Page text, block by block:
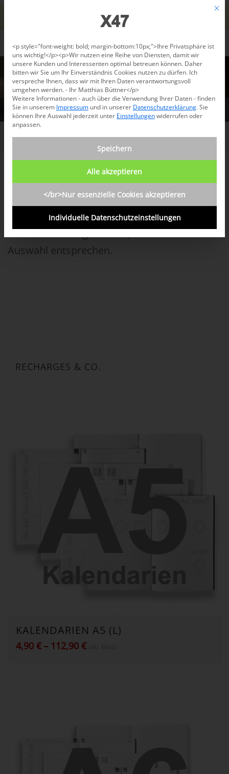
X47@X47.com
/ Boutique
BESTSELLERS
Keine Produkte gefunden, die deiner
Auswahl entsprechen.
RECHARGES & CO.
KALENDARIEN A5 (L)
4,90 € – 112,90 €Preisspanne:
Mit
Datenschutzeinstellungen
<p style="font-weight: bold; margin-bottom:10px;">Ihre Privatsphäre ist
uns wichtig!</p><p>Wir nutzen eine Reihe von Diensten, damit wir
unsere Kunden und Interessenten optimal betreuen können. Daher
bitten wir Sie um Ihr Einverständnis Cookies nutzen zu dürfen. Ich
verspreche Ihnen, dass wir mit Ihren Daten verantwortungsvoll
umgehen werden. - Ihr Matthias Büttner</p>
Weitere Informationen - auch über die Verwendung Ihrer Daten - finden
Sie in unserem Impressum und in unserer Datenschutzerklärung.Sie
können Ihre Auswahl jederzeit unter Einstellungenwiderrufen oder
anpassen.
Speichern
Alle akzeptieren
</br>Nur essenzielle Cookies akzeptieren
Individuelle Datenschutzeinstellungen